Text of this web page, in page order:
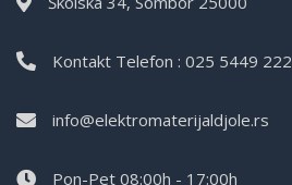
Kontakt Telefon : 025 5449 222
info@elektromaterijaldjole.rs
Pon-Pet 08:00h - 17:00h